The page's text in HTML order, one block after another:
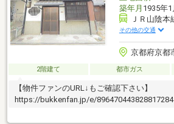
築年月 1935年
ＪＲ山陰
その他の交通
京都府京都
2階建て 都市ガス
【物件ファンのURL↓もご確認下さい】
https://bukkenfan.jp/e/